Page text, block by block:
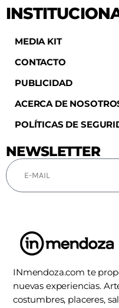
MEDIA KIT
CONTACTO
PUBLICIDAD
ACERCA DE
POLÍTICAS DE
NEWSLETTER
INmendoza.com te
nuevas experiencias.
costumbres, placeres,